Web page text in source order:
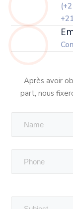
Après avoir
part, nous